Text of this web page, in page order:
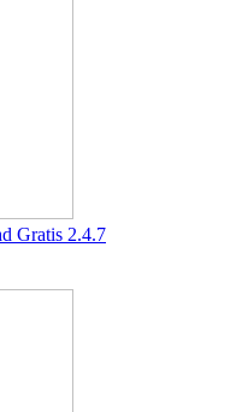
Gratis 2.4.7